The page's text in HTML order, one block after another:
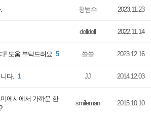
청범수 2023.11.23
dolldoll 2022.11.14
! 도움 부탁드려요 5 쏠쏠 2023.12.16
다. 1 JJ 2014.12.03
에시에서 가까운 한
smileman 2015.10.10